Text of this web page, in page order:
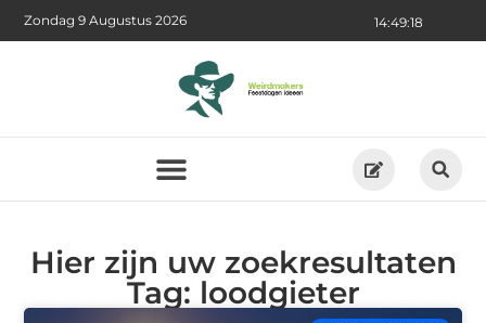
14:49:18
Zondag 9 Augustus 2026
Hier zijn uw zoekresultaten
Tag: loodgieter